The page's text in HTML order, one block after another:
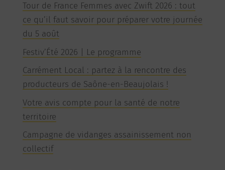
Tour de France Femmes avec Zwift 2026 : tout
ce qu’il faut savoir pour préparer votre journée
du 5 août
Festiv’Été 2026 | Le programme
Carrément Local : partez à la rencontre des
producteurs de Saône-en-Beaujolais !
Votre avis compte pour la santé de notre
territoire
Campagne de vidanges assainissement non
collectif